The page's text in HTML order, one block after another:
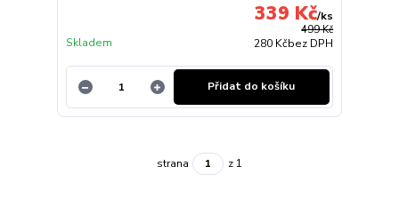
499 Kč
339 Kč/ks
280 Kčbez DPH
Skladem
Přidat do košíku
strana z 1